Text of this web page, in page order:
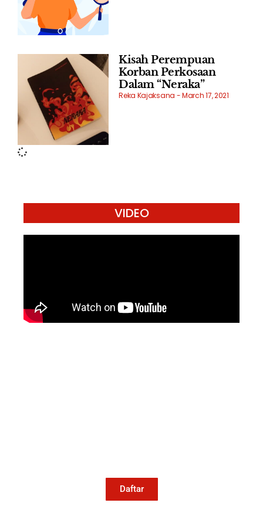
Kisah Perempuan
Korban Perkosaan
Dalam “Neraka”
Reka Kajaksana March 17, 2021
VIDEO
Daftar